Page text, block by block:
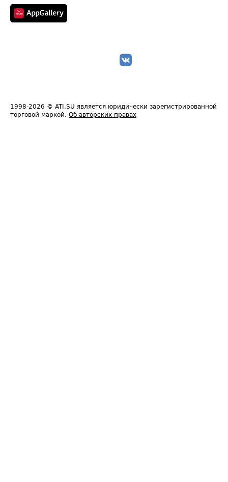
1998-2026 © ATI.SU является юридически зарегистрированной
торговой маркой. Об авторских правах